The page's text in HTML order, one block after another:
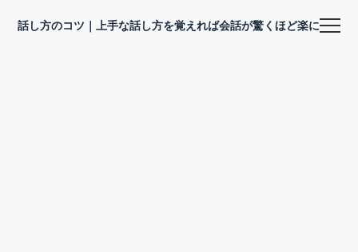
話し方のコツ｜上手な話し方を覚えれば会話が驚くほど楽になる